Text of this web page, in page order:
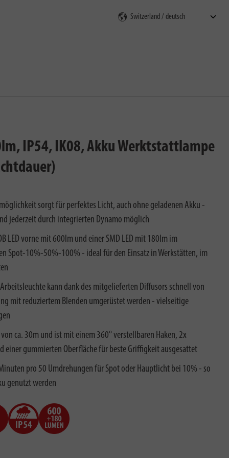
IP54, IK08, Akku Werktstattlampe
sorgt für perfektes Licht, auch ohne geladenen Akku -
jederzeit durch integrierten Dynamo möglich
LED vorne mit 600lm und einer SMD LED mit 180lm im
Spot-10%-50%-100% - ideal für den Einsatz in Werkstätten, im
kann dank des mitgelieferten Diffusors schnell von
mit reduziertem Blenden umgerüstet werden - vielseitige
ca. 30m und ist mit einem 360° verstellbaren Haken, 2x
einer gummierten Oberfläche für beste Griffigkeit ausgesattet
pro 50 Umdrehungen für Spot oder Hauptlicht bei 10% - so
genutzt werden